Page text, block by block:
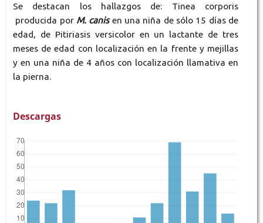
Se destacan los hallazgos de: Tinea corporis
producida por M. canisen una niña de sólo 15 días de
edad, de Pitiriasis versicolor en un lactante de tres
meses de edad con localización en la frente y mejillas
y en una niña de 4 años con localización llamativa en
la pierna.
Descargas